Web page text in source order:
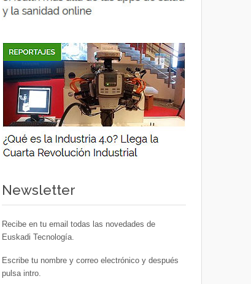
Newsletter
Recibe en tu email todas las novedades de
Euskadi Tecnología.
Escribe tu nombre y correo electrónico y después
pulsa intro.